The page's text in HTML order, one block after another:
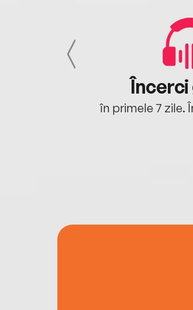
în primele 7 zile.